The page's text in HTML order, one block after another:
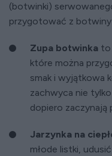
(botwinki)
przygotować z
Zupa botwinka to
które można
smak i wyjątkowa
zachwyca nie
dopiero zaczynają
Jarzynka na
młode listki,